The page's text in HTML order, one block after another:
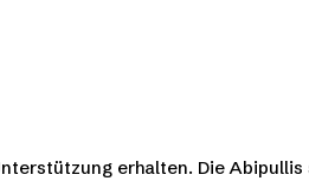
erhalten. Die